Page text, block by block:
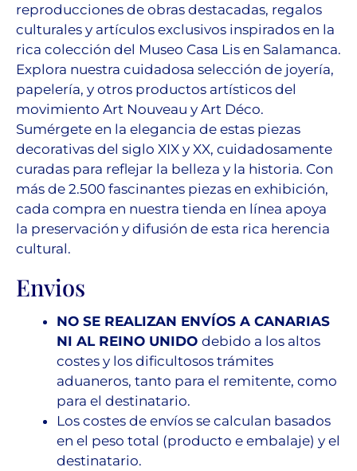
reproducciones de obras destacadas, regalos
culturales y artículos exclusivos inspirados en la
rica colección del Museo Casa Lis en Salamanca.
Explora nuestra cuidadosa selección de joyería,
papelería, y otros productos artísticos del
movimiento Art Nouveau y Art Déco.
Sumérgete en la elegancia de estas piezas
decorativas del siglo XIX y XX, cuidadosamente
curadas para reflejar la belleza y la historia. Con
más de 2.500 fascinantes piezas en exhibición,
cada compra en nuestra tienda en línea apoya
la preservación y difusión de esta rica herencia
cultural.
Envios
NO SE REALIZAN ENVÍOS A CANARIAS
NI AL REINO UNIDO debido a los altos
costes y los dificultosos trámites
aduaneros, tanto para el remitente, como
para el destinatario.
Los costes de envíos se calculan basados
en el peso total (producto e embalaje) y el
destinatario.